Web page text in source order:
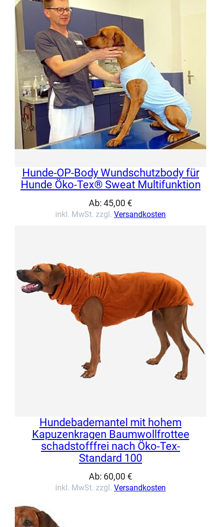
Hunde-OP-Body Wundschutzbody für
Hunde Öko-Tex® Sweat Multifunktion
Ab: 45,00 €
inkl. MwSt. zzgl. Versandkosten
Hundebademantel mit hohem
Kapuzenkragen Baumwollfrottee
schadstofffrei nach Öko-Tex-
Standard 100
Ab: 60,00 €
inkl. MwSt. zzgl. Versandkosten